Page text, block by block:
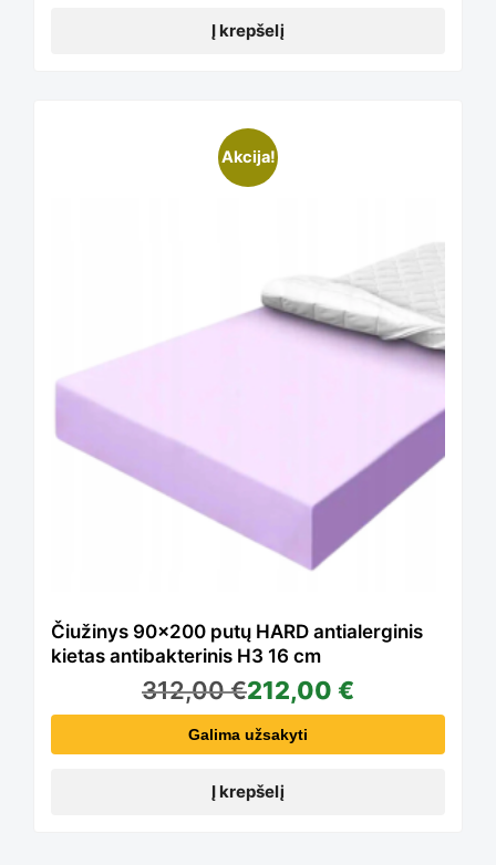
Į krepšelį
Akcija!
Čiužinys 90×200 putų HARD antialerginis
kietas antibakterinis H3 16 cm
312,00€212,00 €
Galima užsakyti
Į krepšelį